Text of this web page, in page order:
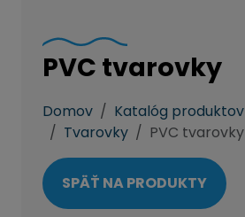
PVC tvarovky
Domov Katalóg produktov
Tvarovky
PVC tvarovky
SPÄŤ NA PRODUKTY